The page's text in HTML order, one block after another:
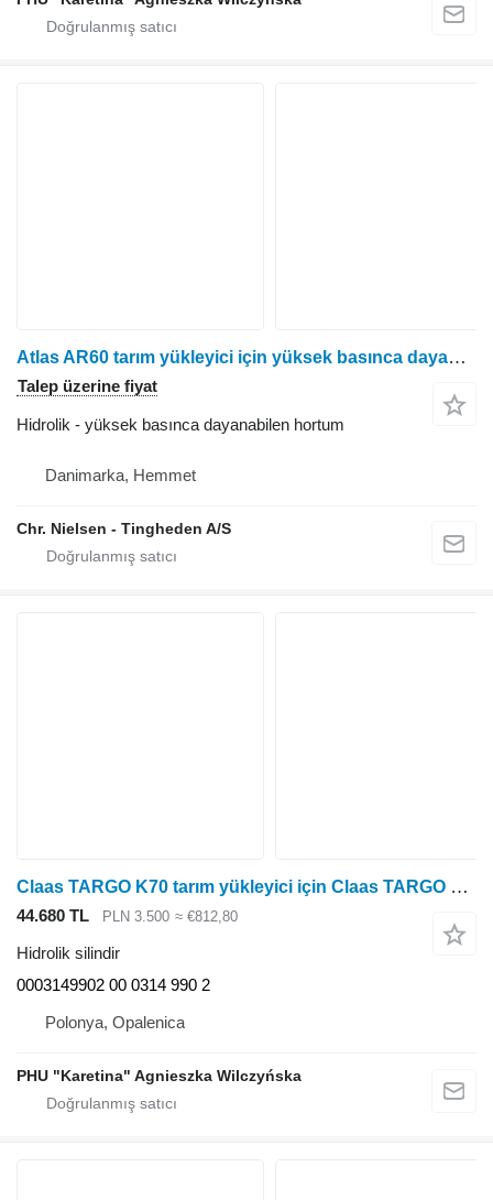
Atlas AR60 tarım yükleyici için yüksek basınca dayanabilen hortum
Talep üzerine fiyat
Hidrolik - yüksek basınca dayanabilen hortum
Danimarka, Hemmet
Chr. Nielsen - Tingheden A/S
Claas TARGO K70 tarım yükleyici için Claas TARGO K70 Direk Kumanda Kolu 0003149902 00 0314 990 2 hidrolik silindir
44.680 TL PLN 3.500 ≈ €812,80
Hidrolik silindir
0003149902 00 0314 990 2
Polonya, Opalenica
PHU "Karetina" Agnieszka Wilczyńska